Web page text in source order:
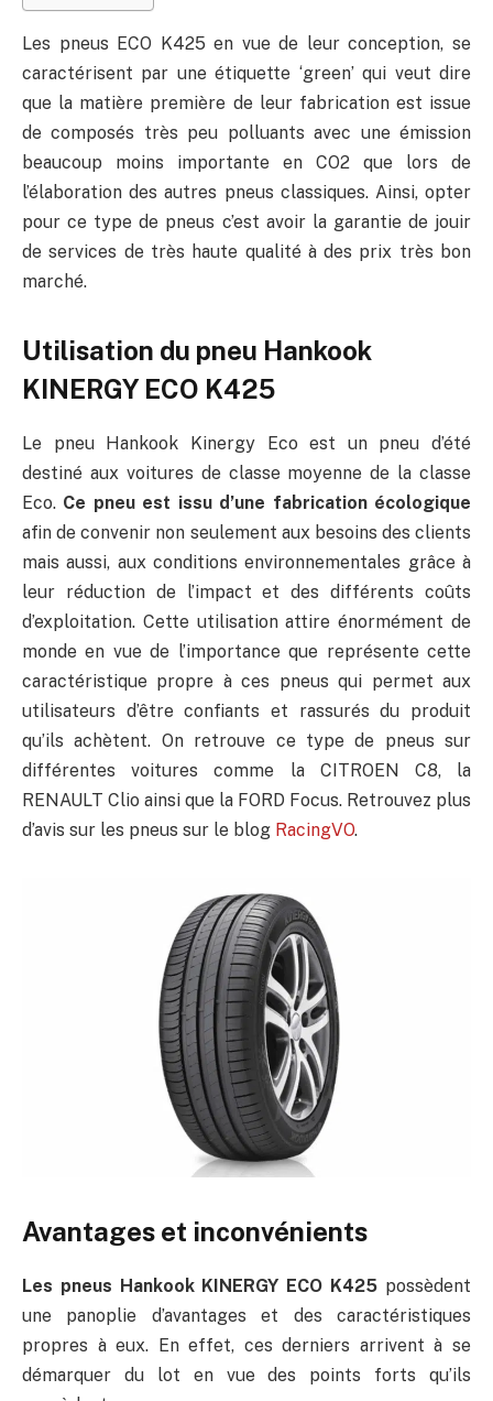
Les pneus ECO K425 en vue de leur conception, se
caractérisent par une étiquette ‘green’ qui veut dire
que la matière première de leur fabrication est issue
de composés très peu polluants avec une émission
beaucoup moins importante en CO2 que lors de
l’élaboration des autres pneus classiques. Ainsi, opter
pour ce type de pneus c’est avoir la garantie de jouir
de services de très haute qualité à des prix très bon
marché.
Utilisation du pneu Hankook
KINERGY ECO K425
Le pneu Hankook Kinergy Eco est un pneu d’été
destiné aux voitures de classe moyenne de la classe
Eco. Ce pneu est issu d’une fabrication écologique
afin de convenir non seulement aux besoins des clients
mais aussi, aux conditions environnementales grâce à
leur réduction de l’impact et des différents coûts
d’exploitation. Cette utilisation attire énormément de
monde en vue de l’importance que représente cette
caractéristique propre à ces pneus qui permet aux
utilisateurs d’être confiants et rassurés du produit
qu’ils achètent. On retrouve ce type de pneus sur
différentes voitures comme la CITROEN C8, la
RENAULT Clio ainsi que la FORD Focus. Retrouvez plus
d’avis sur les pneus sur le blog RacingVO.
Avantages et inconvénients
Les pneus Hankook KINERGY ECO K425 possèdent
une panoplie d’avantages et des caractéristiques
propres à eux. En effet, ces derniers arrivent à se
démarquer du lot en vue des points forts qu’ils